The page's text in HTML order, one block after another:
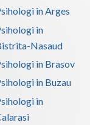
in Arges
in
Nasaud
in Brasov
in Buzau
in